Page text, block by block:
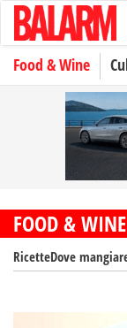
Food & Wine
FOOD & WINE
RicetteDove